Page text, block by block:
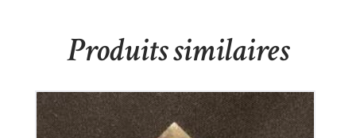
Produits similaires